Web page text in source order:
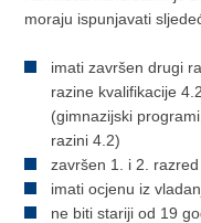
moraju ispunjavati
imati završen drugi
razine kvalifikacije
(gimnazijski
razini 4.2)
završen 1. i 2.
imati ocjenu iz
ne biti stariji od 19